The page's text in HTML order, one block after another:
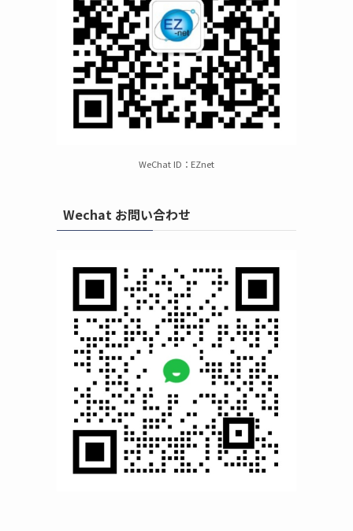
WeChat ID：EZnet
Wechat お問い合わせ